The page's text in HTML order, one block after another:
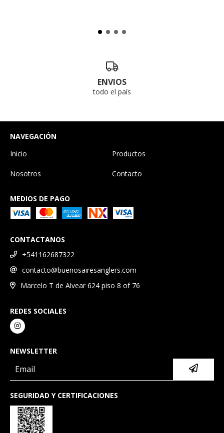
ENVIOS
todo el país
NAVEGACIÓN
Inicio
Productos
Nosotros Contacto
MEDIOS DE PAGO
CONTACTANOS
+541162687322
contacto@buenosairesanglers.com
Marcelo T de Alvear 624 piso 8 of 76
REDES SOCIALES
NEWSLETTER
SEGURIDAD Y CERTIFICACIONES